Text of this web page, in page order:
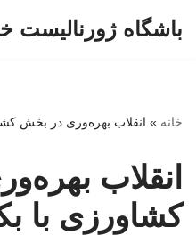
باشگاه ژورنالیست
خانه » انقلاب بهره‌وری در بخش
انقلاب
کشاورزی با